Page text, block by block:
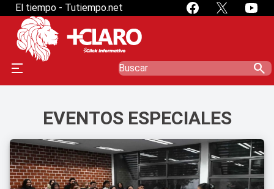
El tiempo - Tutiempo.net
search
EVENTOS ESPECIALES